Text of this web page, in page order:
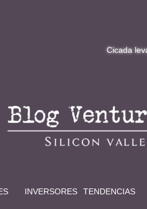
Cicada levanta
INVERSORES TENDENCIAS